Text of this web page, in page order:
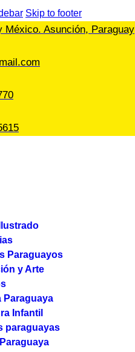
Skip to footer
México. Asunción, Paraguay
Paraguayos
y Arte
Paraguaya
Infantil
paraguayas